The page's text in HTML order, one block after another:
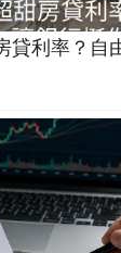
貸利率？自